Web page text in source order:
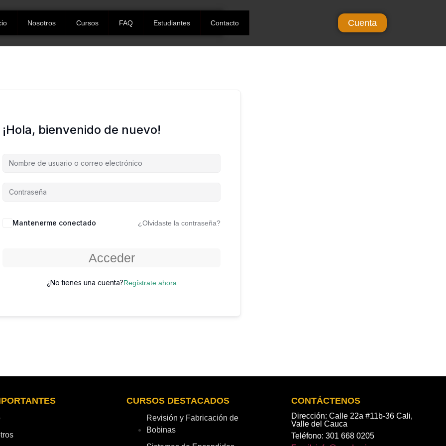
Nosotros Cursos FAQ Estudiantes Contacto Cuenta
¡Hola, bienvenido de nuevo!
Mantenerme conectado ¿Olvidaste la contraseña?
Acceder
¿No tienes una cuenta?Regístrate ahora
CURSOS DESTACADOS
Revisión y Fabricación de
Bobinas
CONTÁCTENOS
Dirección: Calle 22a #11b-36 Cali,
Valle del Cauca
Teléfono: 301 668 0205